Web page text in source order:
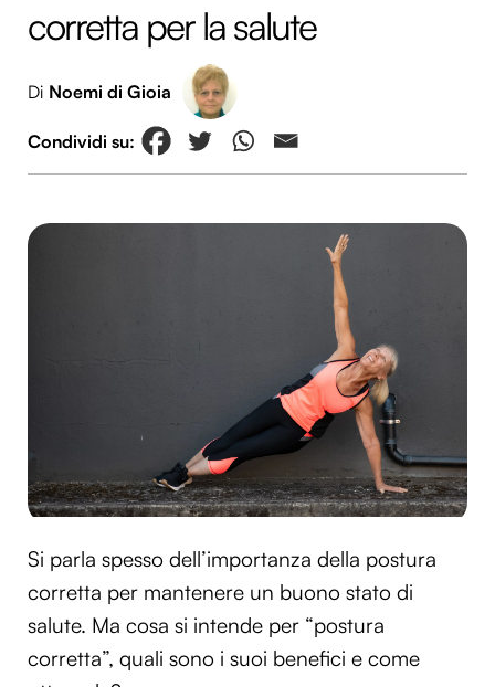
corretta per la salute
Di Noemi di Gioia
Si parla spesso dell’importanza della postura
corretta per mantenere un buono stato di
salute. Ma cosa si intende per “postura
corretta”, quali sono i suoi benefici e come